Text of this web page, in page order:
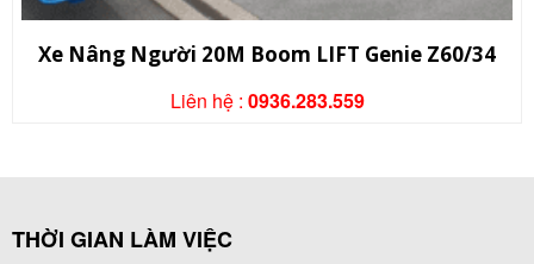
Xe Nâng Người 20M Boom LIFT Genie Z60/34
Liên hệ : 0936.283.559
THỜI GIAN LÀM VIỆC